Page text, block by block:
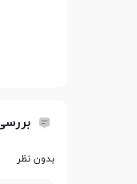
تعداد رشته
بدون نظر